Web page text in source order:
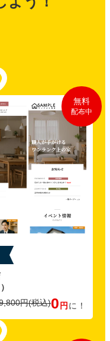
無料
配布中
円(税込)0円に！